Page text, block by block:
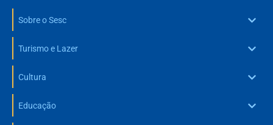
Sobre o Sesc
Turismo e Lazer
Cultura
Educação